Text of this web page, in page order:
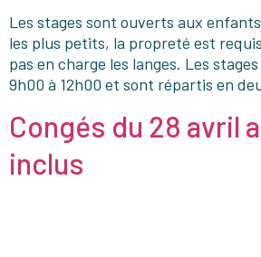
Les stages sont ouverts aux
les plus petits, la propreté est
pas en charge les langes. Les
9h00 à 12h00 et sont répartis en
Congés du 28 avril
inclus